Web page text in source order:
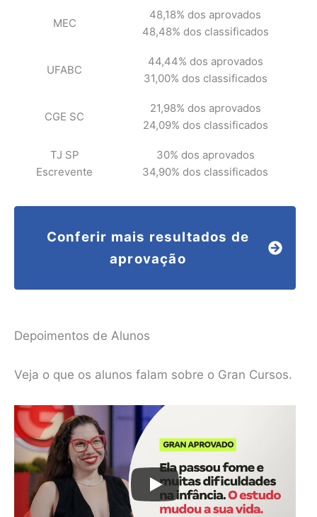
MEC
48,18% dos aprovados
48,48% dos classificados
UFABC
44,44% dos aprovados
31,00% dos classificados
CGE SC
21,98% dos aprovados
24,09% dos classificados
TJ SP
Escrevente
30% dos aprovados
34,90% dos classificados
Conferir mais resultados de
aprovação
Depoimentos de Alunos
Veja o que os alunos falam sobre o Gran Cursos.